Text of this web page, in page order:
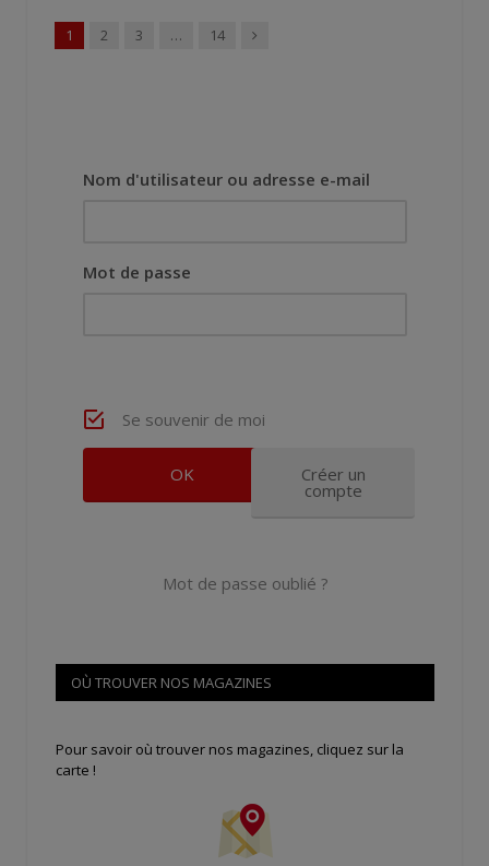
1 2 3 … 14 Suivant
Nom d'utilisateur ou adresse e-mail
Mot de passe
Se souvenir de moi
Créer un
compte
Mot de passe oublié ?
OÙ TROUVER NOS MAGAZINES
Pour savoir où trouver nos magazines, cliquez sur la
carte !